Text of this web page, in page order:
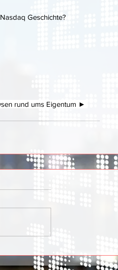
Geschichte?
rund ums Eigentum ►